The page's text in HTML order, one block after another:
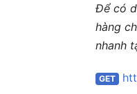
Để có
hàng
nhanh
GET